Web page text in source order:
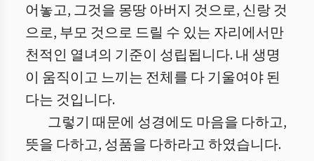
어놓고, 그것을 몽땅 아버지 것으로, 신랑 것
으로, 부모 것으로 드릴 수 있는 자리에서만
천적인 열녀의 기준이 성립됩니다. 내 생명
이 움직이고 느끼는 전체를 다 기울여야 된
다는 것입니다.
그렇기 때문에 성경에도 마음을 다하고,
뜻을 다하고, 성품을 다하라고 하였습니다.